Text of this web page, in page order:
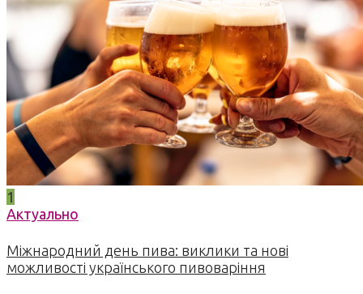
1
Актуально
Міжнародний день пива: виклики та нові
можливості українського пивоваріння